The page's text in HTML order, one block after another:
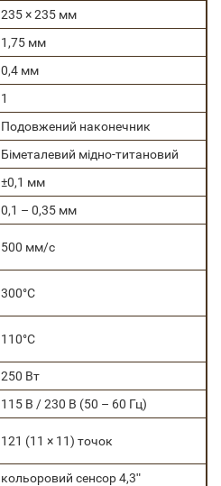
235 × 235 мм
1,75 мм
0,4 мм
1
Подовжений наконечник
Біметалевий мідно-титановий
±0,1 мм
0,1 – 0,35 мм
500 мм/с
300°C
110°C
250 Вт
115 В / 230 В (50 – 60 Гц)
121 (11 × 11) точок
кольоровий сенсор 4,3ʺ